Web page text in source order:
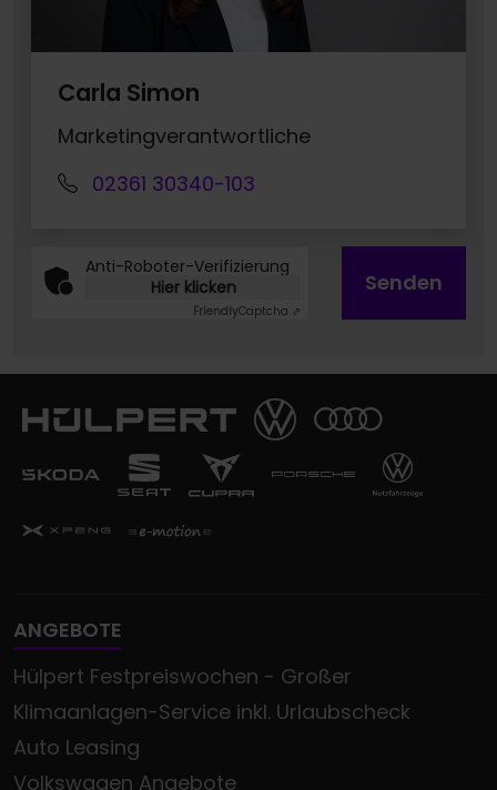
Carla Simon
Marketingverantwortliche
02361 30340-103
Anti-Roboter-Verifizierung
Hier klicken
FriendlyCaptcha ⇗
Senden
ANGEBOTE
Hülpert Festpreiswochen - Großer
Klimaanlagen-Service inkl. Urlaubscheck
Auto Leasing
Volkswagen Angebote